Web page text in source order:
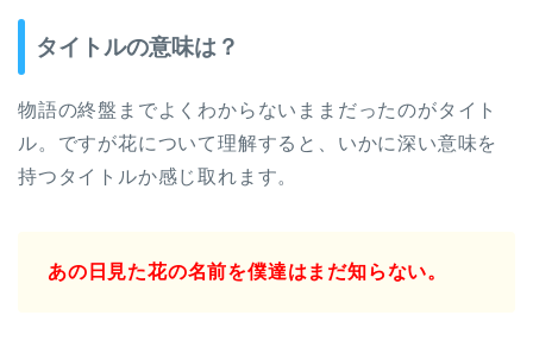
タイトルの意味は？
物語の終盤までよくわからないままだったのがタイト
ル。ですが花について理解すると、いかに深い意味を
持つタイトルか感じ取れます。
あの日見た花の名前を僕達はまだ知らない。